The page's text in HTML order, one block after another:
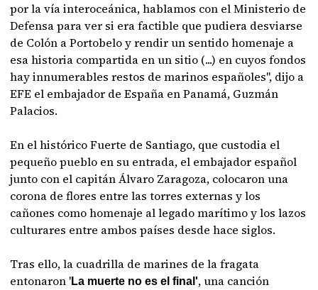
por la vía interoceánica, hablamos con el Ministerio de
Defensa para ver si era factible que pudiera desviarse
de Colón a Portobelo y rendir un sentido homenaje a
esa historia compartida en un sitio (...) en cuyos fondos
hay innumerables restos de marinos españoles", dijo a
EFE el embajador de España en Panamá, Guzmán
Palacios.
En el histórico Fuerte de Santiago, que custodia el
pequeño pueblo en su entrada, el embajador español
junto con el capitán Álvaro Zaragoza, colocaron una
corona de flores entre las torres externas y los
cañones como homenaje al legado marítimo y los lazos
culturares entre ambos países desde hace siglos.
Tras ello, la cuadrilla de marines de la fragata
entonaron 'La muerte no es el final', una canción